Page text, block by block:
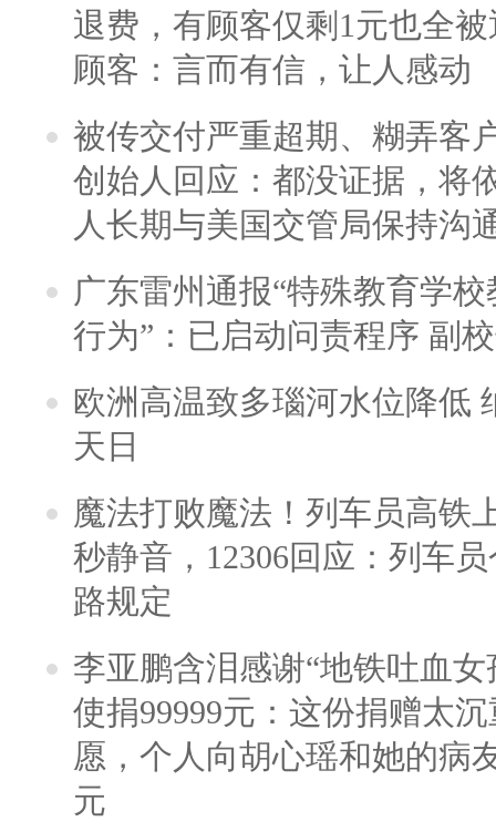
退费，有顾客仅剩1元也全
顾客：言而有信，让人感动
被传交付严重超期、糊弄客
创始人回应：都没证据，将
人长期与美国交管局保持沟
广东雷州通报“特殊教育学
行为”：已启动问责程序 副
欧洲高温致多瑙河水位降低
天日
魔法打败魔法！列车员高铁
秒静音，12306回应：列车
路规定
李亚鹏含泪感谢“地铁吐血
使捐99999元：这份捐赠太
愿，个人向胡心瑶和她的病
元